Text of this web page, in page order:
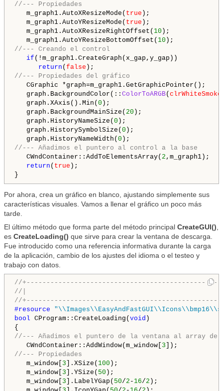
//--- Propiedades
m_graph1.AutoXResizeMode( true );
m_graph1.AutoYResizeMode( true );
m_graph1.AutoXResizeRightOffset( 10 );
m_graph1.AutoYResizeBottomOffset( 10
//--- Creando el control
if (!m_graph1.CreateGraph(x_gap,y_gap))
return ( false
//--- Propiedades del gráfico
CGraphic *graph=m_graph1.GetGraphicPointer();
graph.BackgroundColor(:: ColorToARGB( clrWhiteSmoke
graph.XAxis().Min( 0 );
graph.BackgroundMainSize( 20 );
graph.HistoryNameSize( 0 );
graph.HistorySymbolSize( 0 );
graph.HistoryNameWidth( 0
//--- Añadimos el puntero al control a la base
CWndContainer::AddToElementsArray( 2 ,m_graph1);
return ( true );
Por ahora, crea un gráfico en blanco, ajustando simplemente sus
características visuales. Vamos a llenar el gráfico un poco más
tarde.
El último método que forma parte del método principal CreateGUI(),
es CreateLoading() que sirve para crear la ventana de descarga.
Fue introducido como una referencia informativa durante la carga
de la aplicación, cambio de los ajustes del idioma o el testeo y
trabajo con datos.
//
//|
//
#resource
bool CProgram::CreateLoading( void )
//--- Añadimos el puntero de la ventana al array de
CWndContainer::AddWindow(m_window[ 3
//--- Propiedades
m_window[ 3 ].XSize( 100 );
m_window[ 3 ].YSize( 50 );
m_window[ 3 ].LabelYGap( 50/2 - 16/2 );